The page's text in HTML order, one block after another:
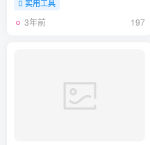
实用工具
3年前 197